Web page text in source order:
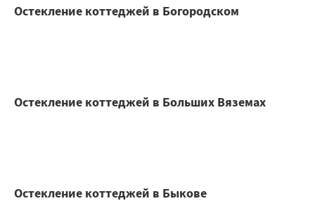
Остекление коттеджей в Богородском
Остекление коттеджей в Больших Вяземах
Остекление коттеджей в Быкове